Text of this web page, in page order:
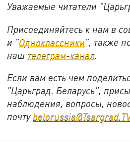
Уважаемые читатели
Присоединяйтесь к нам в
и "Одноклассники", также
наш телеграм-канал.
Если вам есть чем
"Царьград. Беларусь",
наблюдения, вопросы,
почту belorussia@Tsargrad.TV